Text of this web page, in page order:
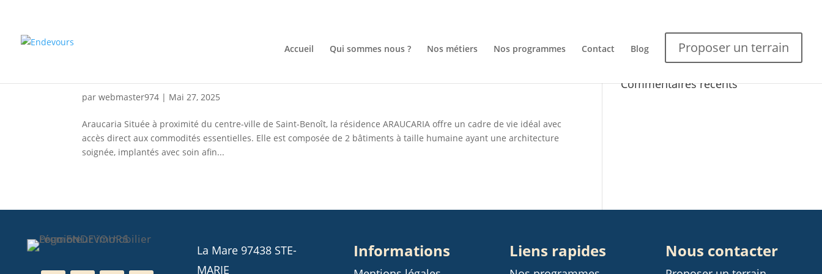
Accueil Qui sommes nous ? Nos métiers Nos programmes Contact Blog Proposer un terrain
parwebmaster974 | Mai 27, 2025
Araucaria Située à proximité du centre-ville de Saint-Benoît, la résidence ARAUCARIA offre un cadre de vie idéal avec
accès direct aux commodités essentielles. Elle est composée de 2 bâtiments à taille humaine ayant une architecture
soignée, implantés avec soin afin...
Commentaires récents
La Mare 97438 STE-
MARIE
Informations Liens rapides Nous contacter